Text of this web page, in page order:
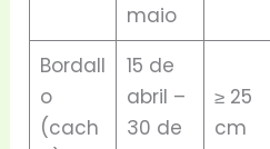
maio
Bordall
o
(cach
15 de
abril –
30 de
≥ 25
cm